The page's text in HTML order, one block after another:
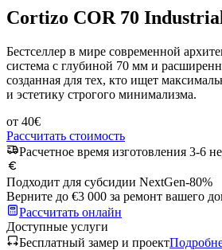
Cortizo COR 70
Бестселлер в мире современной
система с глубиной 70 мм и
созданная для тех, кто ищет
и эстетику строгого минимализма.
от 40€
Рассчитать стоимость
Расчетное время изготовления 3-6
Подходит для субсидии NextGen-80%
Верните до €3 000 за ремонт вашего
Рассчитать онлайн
Доступные услуги
Бесплатный замер и проект